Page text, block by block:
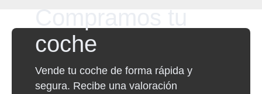
coche
Vende tu coche de forma rápida y
segura. Recibe una valoración